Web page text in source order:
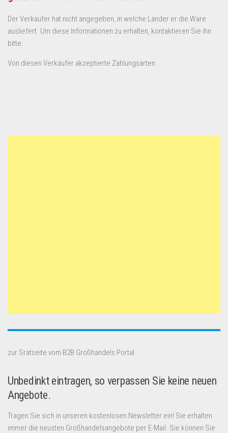
Der Verkäufer hat nicht angegeben, in welche Länder er die Ware
ausliefert. Um diese Informationen zu erhalten, kontaktieren Sie ihn
bitte.
Von diesen Verkäufer akzeptierte Zahlungsarten
zur Sratseite vom B2B Großhandels Portal
Unbedinkt eintragen, so verpassen Sie keine neuen
Angebote.
Tragen Sie sich in unseren kostenlosen Newsletter ein! Sie erhalten
immer die neusten Großhandelsangebote per E-Mail. Sie können Sie